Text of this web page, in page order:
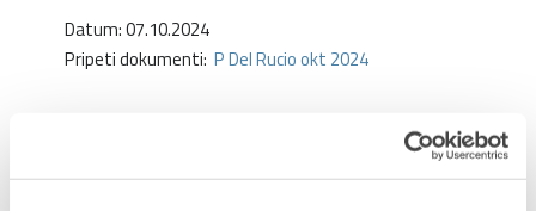
Datum: 07.10.2024
Pripeti dokumenti: P Del Rucio okt 2024